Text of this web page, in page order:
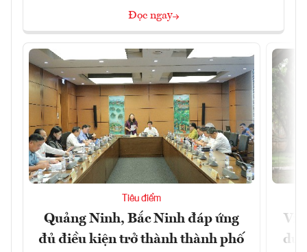
Đọc ngay
Tiêu điểm
Quảng Ninh, Bắc Ninh đáp ứng
đủ điều kiện trở thành thành phố
dư